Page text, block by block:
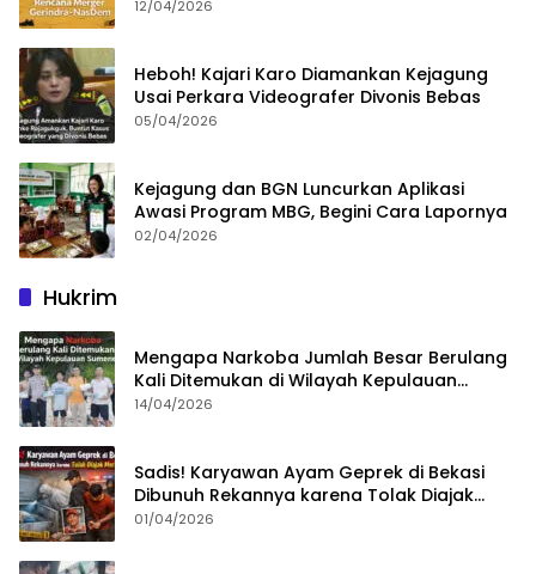
dan Gerindra
12/04/2026
Heboh! Kajari Karo Diamankan Kejagung
Usai Perkara Videografer Divonis Bebas
05/04/2026
Kejagung dan BGN Luncurkan Aplikasi
Awasi Program MBG, Begini Cara Lapornya
02/04/2026
Hukrim
Mengapa Narkoba Jumlah Besar Berulang
Kali Ditemukan di Wilayah Kepulauan
Sumenep?
14/04/2026
Sadis! Karyawan Ayam Geprek di Bekasi
Dibunuh Rekannya karena Tolak Diajak
Merampok Majikan
01/04/2026